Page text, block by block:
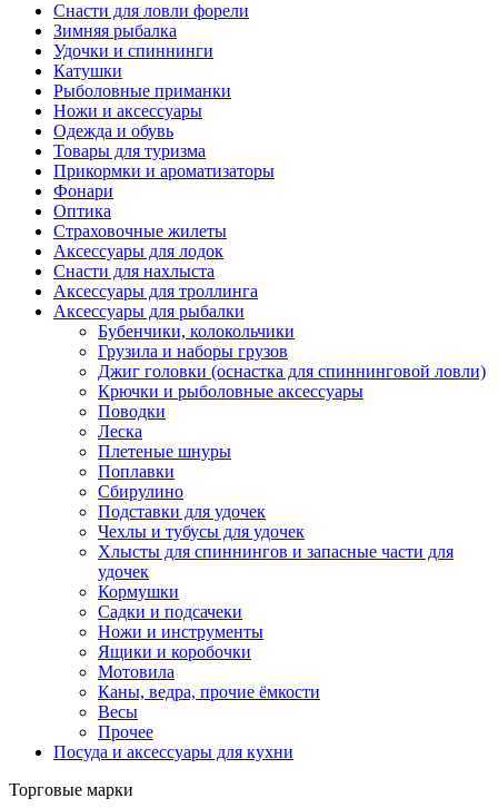
Снасти для ловли форели
Зимняя рыбалка
Удочки и спиннинги
Катушки
Рыболовные приманки
Ножи и аксессуары
Одежда и обувь
Товары для туризма
Прикормки и ароматизаторы
Фонари
Оптика
Страховочные жилеты
Аксессуары для лодок
Снасти для нахлыста
Аксессуары для троллинга
Аксессуары для рыбалки
Бубенчики, колокольчики
Грузила и наборы грузов
Джиг головки (оснастка для спиннинговой ловли)
Крючки и рыболовные аксессуары
Поводки
Леска
Плетеные шнуры
Поплавки
Сбирулино
Подставки для удочек
Чехлы и тубусы для удочек
Хлысты для спиннингов и запасные части для
удочек
Кормушки
Садки и подсачеки
Ножи и инструменты
Ящики и коробочки
Мотовила
Каны, ведра, прочие ёмкости
Весы
Прочее
Посуда и аксессуары для кухни
Торговые марки